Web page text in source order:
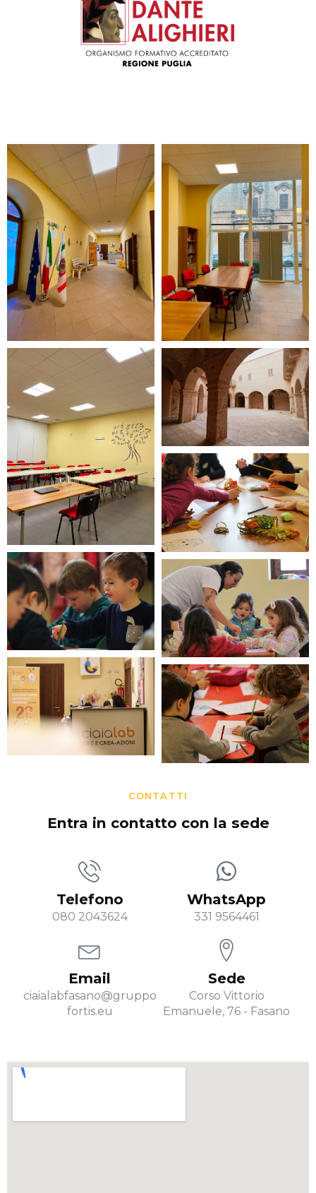
CONTATTI
Entra in contatto con la sede
Telefono
080 2043624
WhatsApp
331 9564461
Email
ciaialabfasano@gruppo
fortis.eu
Sede
Corso Vittorio
Emanuele, 76 - Fasano